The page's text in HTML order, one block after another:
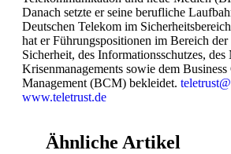
Danach setzte er seine berufliche
Deutschen Telekom im
hat er Führungspositionen im Bereich
Sicherheit, des Informationsschutzes,
Krisenmanagements sowie dem
Management (BCM) bekleidet.
www.teletrust.de
Ähnliche Artikel